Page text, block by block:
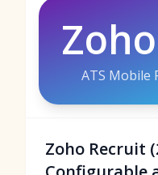
ATS Mobile
Zoho Recruit